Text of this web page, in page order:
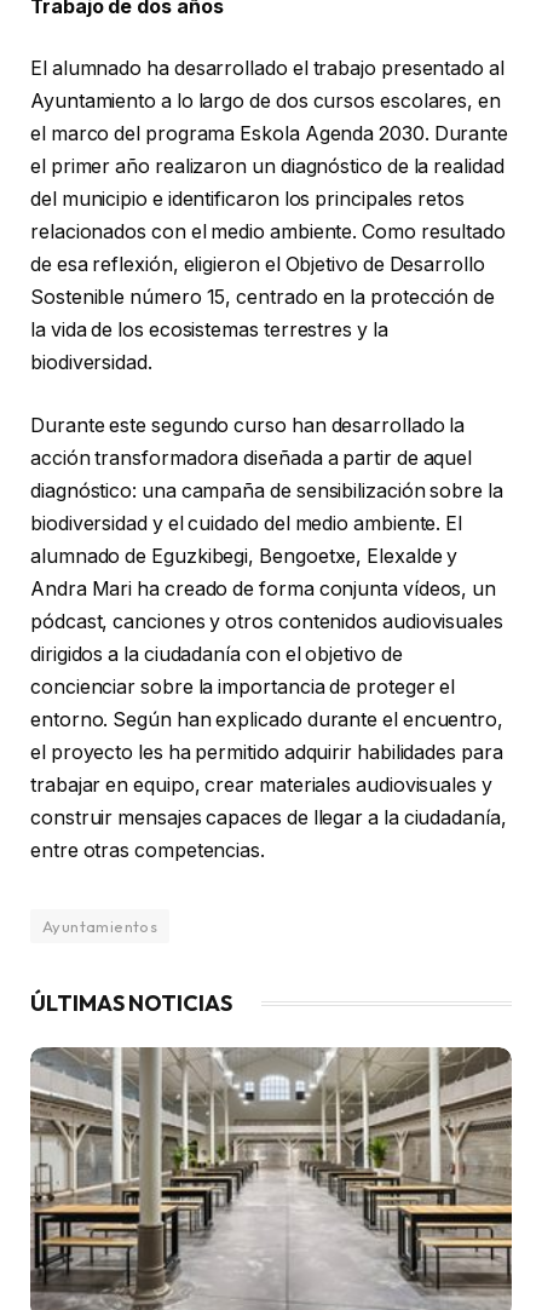
Trabajo de dos años
El alumnado ha desarrollado el trabajo presentado al
Ayuntamiento a lo largo de dos cursos escolares, en
el marco del programa Eskola Agenda 2030. Durante
el primer año realizaron un diagnóstico de la realidad
del municipio e identificaron los principales retos
relacionados con el medio ambiente. Como resultado
de esa reflexión, eligieron el Objetivo de Desarrollo
Sostenible número 15, centrado en la protección de
la vida de los ecosistemas terrestres y la
biodiversidad.
Durante este segundo curso han desarrollado la
acción transformadora diseñada a partir de aquel
diagnóstico: una campaña de sensibilización sobre la
biodiversidad y el cuidado del medio ambiente. El
alumnado de Eguzkibegi, Bengoetxe, Elexalde y
Andra Mari ha creado de forma conjunta vídeos, un
pódcast, canciones y otros contenidos audiovisuales
dirigidos a la ciudadanía con el objetivo de
concienciar sobre la importancia de proteger el
entorno. Según han explicado durante el encuentro,
el proyecto les ha permitido adquirir habilidades para
trabajar en equipo, crear materiales audiovisuales y
construir mensajes capaces de llegar a la ciudadanía,
entre otras competencias.
Ayuntamientos
ÚLTIMAS NOTICIAS